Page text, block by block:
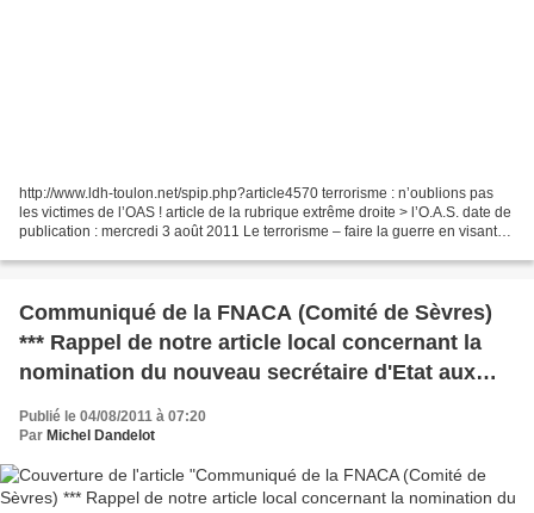
http://www.ldh-toulon.net/spip.php?article4570 terrorisme : n’oublions pas
les victimes de l’OAS ! article de la rubrique extrême droite > l’O.A.S. date de
publication : mercredi 3 août 2011 Le terrorisme – faire la guerre en visant
Communiqué de la FNACA (Comité de Sèvres)
*** Rappel de notre article local concernant la
nomination du nouveau secrétaire d'Etat aux
Anciens Combattants
Publié le 04/08/2011 à 07:20
Par Michel Dandelot